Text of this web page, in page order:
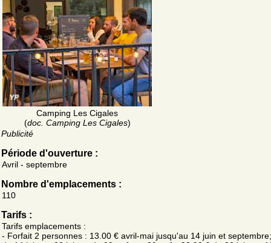
Camping Les Cigales
(doc. Camping Les Cigales)
Publicité
Période d'ouverture :
Avril - septembre
Nombre d'emplacements :
110
Tarifs :
Tarifs emplacements :
- Forfait 2 personnes : 13.00 € avril-mai jusqu'au 14 juin et